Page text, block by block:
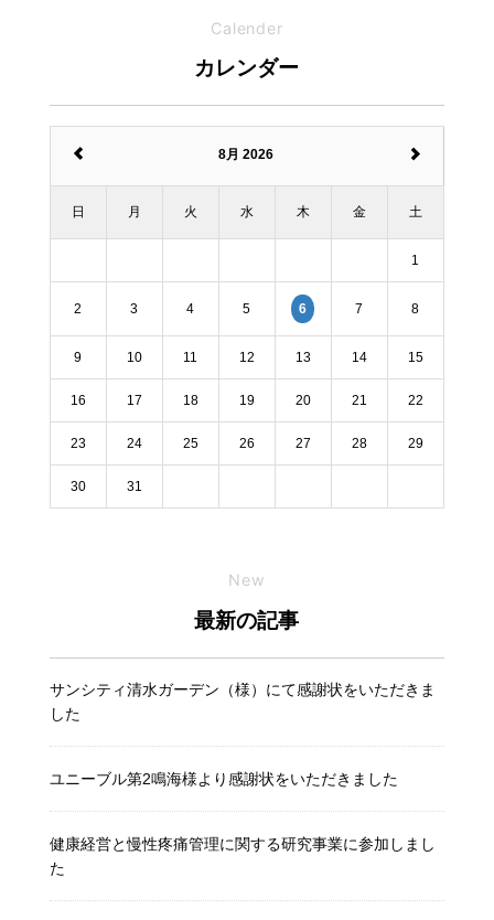
Calender
カレンダー
8月 2026
日 月 火 水 木 金 土
1
2 3 4 5 6 7 8
9 10 11 12 13 14 15
16 17 18 19 20 21 22
23 24 25 26 27 28 29
30 31
New
最新の記事
サンシティ清水ガーデン（様）にて感謝状をいただきま
した
ユニーブル第2鳴海様より感謝状をいただきました
健康経営と慢性疼痛管理に関する研究事業に参加しまし
た